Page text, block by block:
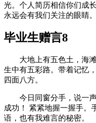
光。个人简历相信你们成
永远会有我们关注的眼睛。
毕业生赠言8
大地上有五色土，海滩
生中有五彩路。带着记忆
四面八方。
今日同窗分手，说一声
成功！ 紧紧地握一握手。
语，也有我难言的秘密。